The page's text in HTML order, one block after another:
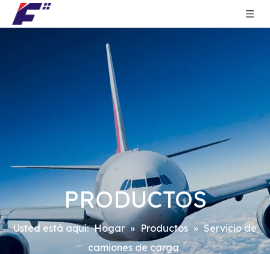
PRODUCTOS
Usted está aquí: Hogar » Productos » Servicio de
camiones de carga